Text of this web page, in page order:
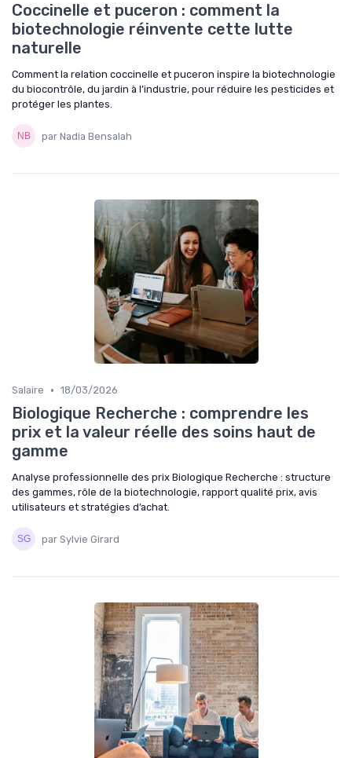
Coccinelle et puceron : comment la
biotechnologie réinvente cette lutte
naturelle
Comment la relation coccinelle et puceron inspire la biotechnologie
du biocontrôle, du jardin à l’industrie, pour réduire les pesticides et
protéger les plantes.
par Nadia Bensalah
Salaire • 18/03/2026
Biologique Recherche : comprendre les
prix et la valeur réelle des soins haut de
gamme
Analyse professionnelle des prix Biologique Recherche : structure
des gammes, rôle de la biotechnologie, rapport qualité prix, avis
utilisateurs et stratégies d’achat.
par Sylvie Girard